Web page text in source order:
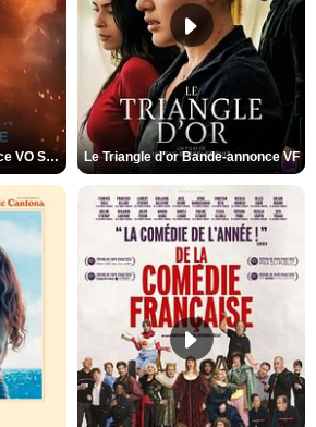
L'Odyssée Bande-annonce VO STFR Le Triangle d'or Bande-annonce VF